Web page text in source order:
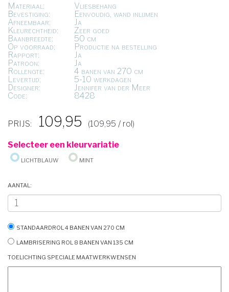
Materiaal:
Vliesbehang
Bevestiging:
Eenvoudig, wand inlijmen
Afneembaar:
Ja
Kleurechtheid:
Zeer goed
Baanbreedte:
50 cm
Op voorraad:
Productie na bestelling
Rapport:
Ja
Patroon:
Ja
Rollengte:
4 banen van 270 cm
Levertijd:
5-10 werkdagen
Designer:
Jennifer van der Meer
Code:
8428
PRIJS: 109,95 (109,95 / rol)
Selecteer een kleurvariatie
Lichtblauw
Mint
Aantal:
Standaardrol 4 banen van 270 cm
Lambrisering rol 8 banen van 135 cm
Toelichting speciale maatwerkwensen